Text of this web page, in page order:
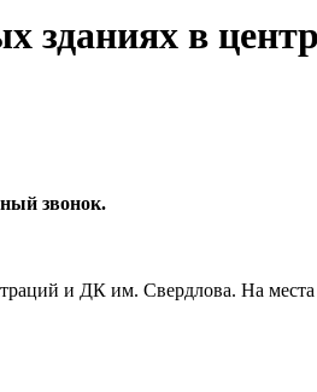
зданиях в
звонок.
и ДК им. Свердлова. На места